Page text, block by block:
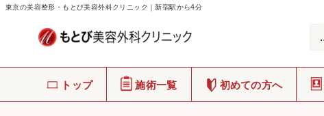
東京の美容整形・もとび美容外科クリニック｜新宿駅から4分
トップ 施術一覧 初めての方へ